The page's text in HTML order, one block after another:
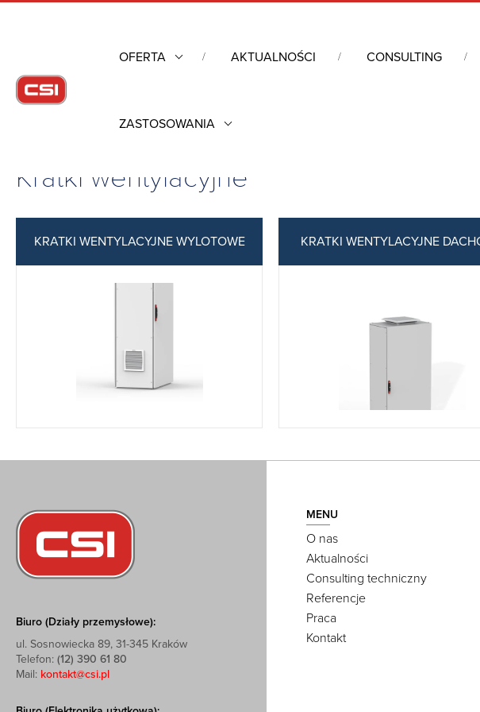
OFERTA AKTUALNOŚCI CONSULTING
ZASTOSOWANIA
Obudowy przemysłowe
Kratki wentylacyjne
KRATKI WENTYLACYJNE WYLOTOWE KRATKI WENTYLACYJNE
Biuro (Działy przemysłowe):
ul. Sosnowiecka 89, 31-345 Kraków
Telefon: (12) 390 61 80
Mail: kontakt@csi.pl
MENU
O nas
Aktualności
Consulting techniczny
Referencje
Praca
Kontakt